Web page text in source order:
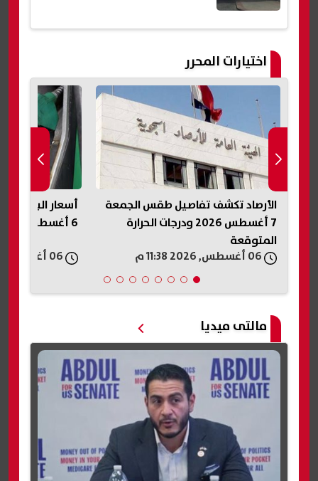
اختيارات المحرر
الأرصاد تكشف تفاصيل طقس الجمعة
7 أغسطس 2026 ودرجات الحرارة
المتوقعة
أسعار البنزين
6 أغسطس 2026 بعد آخر قرار رسمي
مالتى ميديا